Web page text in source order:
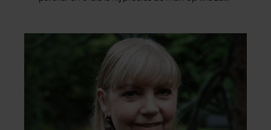
ze samen onder de mensen zijn.